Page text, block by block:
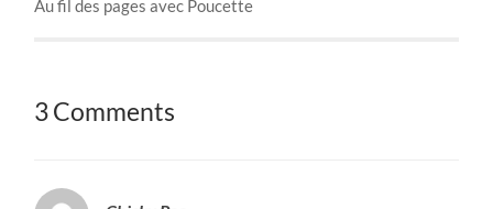
Au fil des pages avec Poucette
3 Comments